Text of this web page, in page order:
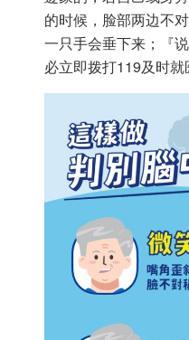
的时候，脸部两边不
一只手会垂下来；『
必立即拨打119及时就